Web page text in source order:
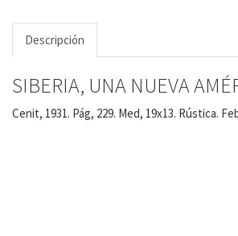
Descripción
SIBERIA, UNA NUEVA
Cenit, 1931. Pág, 229. Med, 19x13. Rústica.